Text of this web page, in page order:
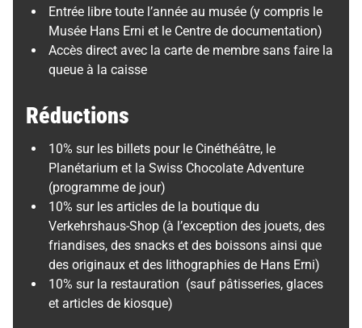
Entrée libre toute l’année au musée (y compris le
Musée Hans Erni et le Centre de documentation)
Accès direct avec la carte de membre sans faire la
queue à la caisse
Réductions
10% sur les billets pour le Cinéthéâtre, le
Planétarium et la Swiss Chocolate Adventure
(programme de jour)
10% sur les articles de la boutique du
Verkehrshaus-Shop (à l’exception des jouets, des
friandises, des snacks et des boissons ainsi que
des originaux et des lithographies de Hans Erni)
10% sur la restauration (sauf pâtisseries, glaces
et articles de kiosque)